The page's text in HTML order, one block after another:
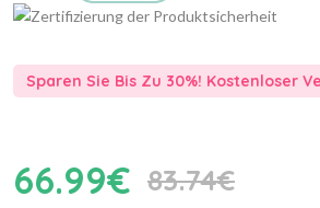
Sparen Sie Bis Zu 30%! Kostenloser
66.99€ 83.74€